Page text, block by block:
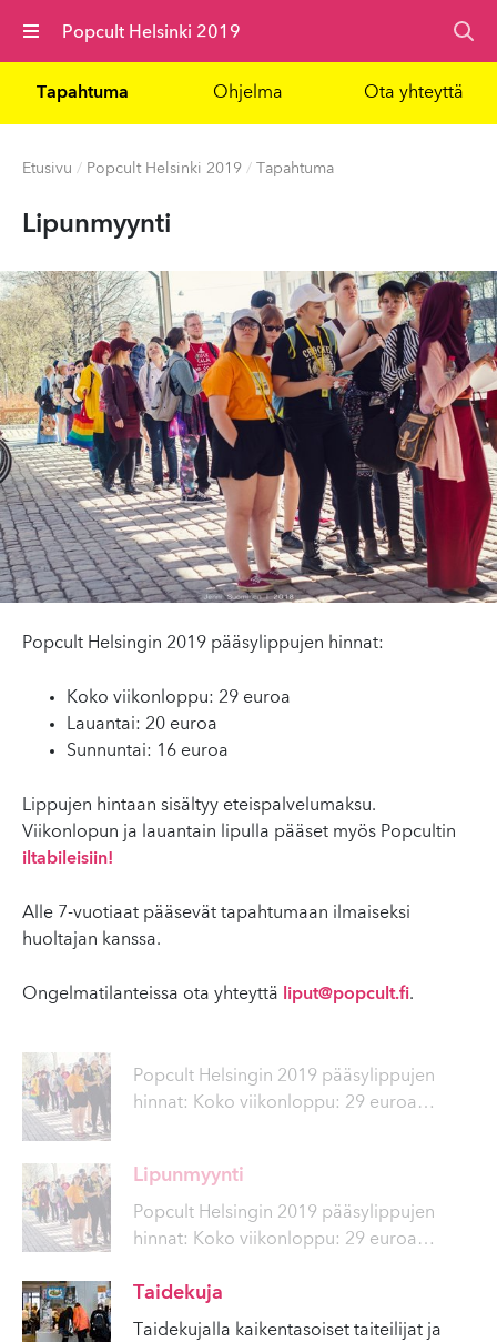
Valikko Popcult Helsinki 2019
Tapahtuma Ohjelma Ota yhteyttä
Etusivu / Popcult Helsinki 2019 / Tapahtuma
Lipunmyynti
Popcult Helsingin 2019 pääsylippujen hinnat:
Koko viikonloppu: 29 euroa
Lauantai: 20 euroa
Sunnuntai: 16 euroa
Lippujen hintaan sisältyy eteispalvelumaksu.
Viikonlopun ja lauantain lipulla pääset myös Popcultin
iltabileisiin!
Alle 7-vuotiaat pääsevät tapahtumaan ilmaiseksi
huoltajan kanssa.
Ongelmatilanteissa ota yhteyttä liput@popcult.fi.
Popcult Helsingin 2019 pääsylippujen
hinnat: Koko viikonloppu: 29 euroa …
Lipunmyynti
Popcult Helsingin 2019 pääsylippujen
hinnat: Koko viikonloppu: 29 euroa …
Taidekuja
Taidekujalla kaikentasoiset taiteilijat ja